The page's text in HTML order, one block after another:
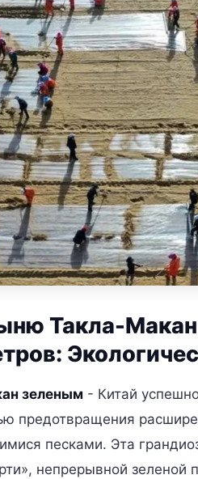
Такла-
зеленым - Китай
предотвращения
песками. Эта
непрерывной зеленой